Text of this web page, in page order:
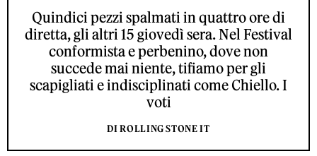
Quindici pezzi spalmati in quattro ore di
diretta, gli altri 15 giovedì sera. Nel Festival
conformista e perbenino, dove non
succede mai niente, tifiamo per gli
scapigliati e indisciplinati come Chiello. I
voti
DI ROLLING STONE IT